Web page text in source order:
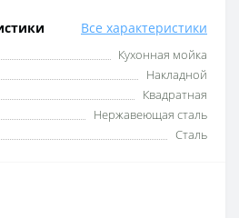
Все характеристики
Кухонная мойка
Накладной
Квадратная
Нержавеющая сталь
Сталь